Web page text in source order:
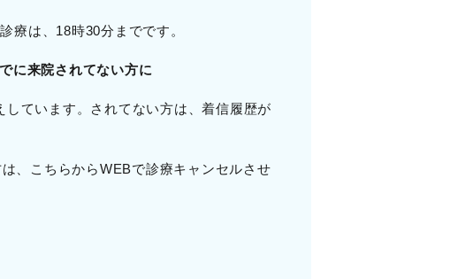
療は、18時30分までです。
に来院されてない方に
ています。されてない方は、着信履歴が
、こちらからWEBで診療キャンセルさせ